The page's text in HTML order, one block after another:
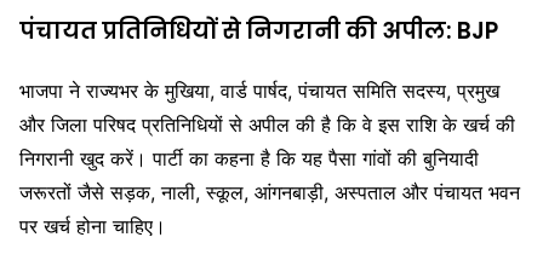
पंचायत प्रतिनिधियों से निगरानी की अपील: BJP
भाजपा ने राज्यभर के मुखिया, वार्ड पार्षद, पंचायत समिति सदस्य, प्रमुख
और जिला परिषद प्रतिनिधियों से अपील की है कि वे इस राशि के खर्च की
निगरानी खुद करें। पार्टी का कहना है कि यह पैसा गांवों की बुनियादी
जरूरतों जैसे सड़क, नाली, स्कूल, आंगनबाड़ी, अस्पताल और पंचायत भवन
पर खर्च होना चाहिए।